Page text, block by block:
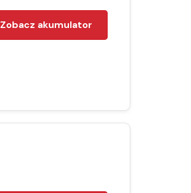
Zobacz akumulator